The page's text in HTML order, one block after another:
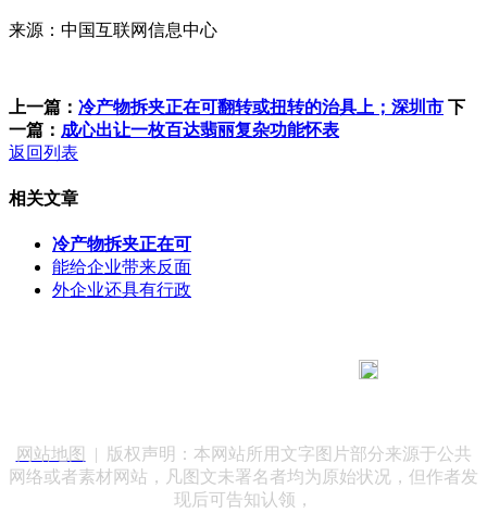
来源：中国互联网信息中心
上一篇： 冷产物拆夹正在可翻转或扭转的治具上；深圳市 下
一篇： 成心出让一枚百达翡丽复杂功能怀表
返回列表
相关文章
冷产物拆夹正在可
能给企业带来反面
外企业还具有行政
网站地图
| 版权声明：本网站所用文字图片部分来源于公共
网络或者素材网站，凡图文未署名者均为原始状况，但作者发
现后可告知认领，